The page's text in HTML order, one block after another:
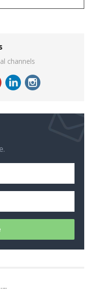
channels